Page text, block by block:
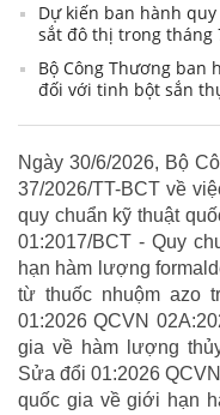
Dự kiến ban hành
sắt đô thị trong tháng
Bộ Công Thương ban
đối với tinh bột sắn
Ngày 30/6/2026, Bộ
37/2026/TT-BCT về
quy chuẩn kỹ thuật
01:2017/BCT - Quy
hạn hàm lượng
từ thuốc nhuộm azo
01:2026 QCVN
gia về hàm lượng
Sửa đổi 01:2026
quốc gia về giới hạn